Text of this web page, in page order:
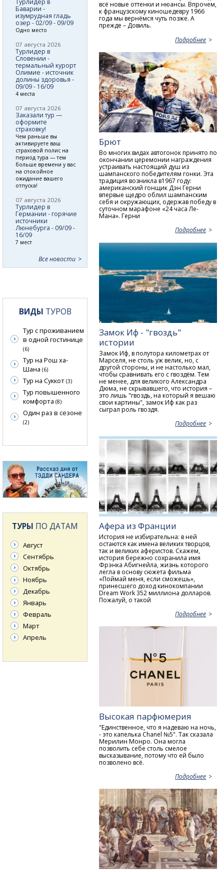
всё новые оттенки и нюансы. Впрочем,
к французскому киношедевру 1966
года мы вернёмся чуть позже. А
прежде – Довиль.
Подробнее
Брют
Во многих видах автогонок принято по
окончании церемонии награждения
устраивать настоящий душ из
шампанского победителям гонки. Эта
традиция возникла в1967 году:
американский гонщик Дэн Герни
впервые щедро облил шампанским
себя и окружающих, одержав победу в
суточном марафоне «24 часа Ле-
Мана». Герни
Подробнее
Замок Иф - "гвоздь"
истории
Замок Иф, в полутора километрах от
Марселя, не столь уж велик, но, с
другой стороны, и не настолько мал,
чтобы сравнивать его с гвоздём. Тем
не менее, для великого Александра
Дюма, не скрывавшего, что история –
это лишь "гвоздь, на который я вешаю
свои картины", замок Иф как раз
сыграл роль гвоздя.
Подробнее
Афера из Франции
История не избирательна: в ней
остаются как имена великих творцов,
так и великих аферистов. Скажем,
история бережно сохранила имя
Фрэнка Абигнейла, жизнь которого
легла в основу сюжета фильма
«Поймай меня, если сможешь»,
принесшего доход кинокомпании
Dream Work 352 миллиона долларов.
Пожалуй, о такой
Подробнее
Высокая парфюмерия
"Единственное, что я надеваю на ночь,
- это капелька Chanel №5". Так сказала
Мерилин Монро. Она могла
позволить себе столь смелое
высказывание, потому что ей было
позволено всё.
Подробнее
Турлидер в
Баварии -
изумрудная гладь
озер - 02/09 - 09/09
Одно место
07 августа 2026
Турлидер в
Словении -
термальный курорт
Олимие - источник
долины здоровья -
09/09 - 16/09
4 места
07 августа 2026
Заказали тур —
оформите
страховку!
Чем раньше вы
активируете ваш
страховой полис на
период тура — тем
больше времени у вас
на спокойное
ожидание вашего
отпуска!
07 августа 2026
Турлидер в
Германии - горячие
источники
Люнебурга - 09/09 -
16/09
7 мест
Все новости
ВИДЫ ТУРОВ
Тур с проживанием
в одной гостинице
(6)
Тур на Рош ха-
Шана (6)
Тур на Суккот (3)
Тур повышенного
комфорта (8)
Один раз в сезоне
(2)
ТУРЫ ПО ДАТАМ
Август
Сентябрь
Октябрь
Ноябрь
Декабрь
Январь
Февраль
Март
Апрель